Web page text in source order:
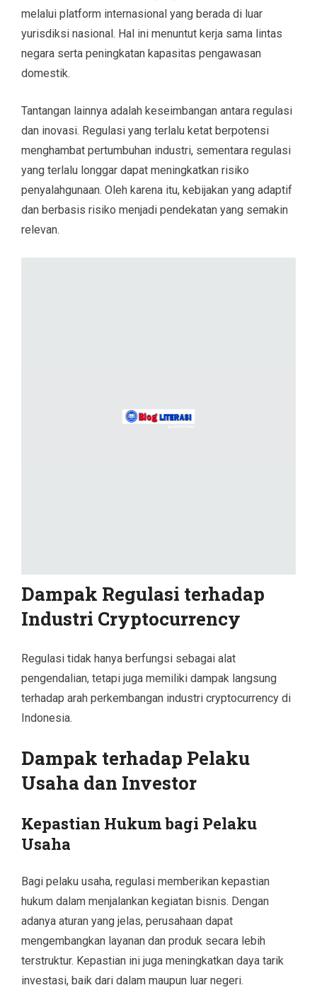
melalui platform internasional yang berada di luar
yurisdiksi nasional. Hal ini menuntut kerja sama lintas
negara serta peningkatan kapasitas pengawasan
domestik.
Tantangan lainnya adalah keseimbangan antara regulasi
dan inovasi. Regulasi yang terlalu ketat berpotensi
menghambat pertumbuhan industri, sementara regulasi
yang terlalu longgar dapat meningkatkan risiko
penyalahgunaan. Oleh karena itu, kebijakan yang adaptif
dan berbasis risiko menjadi pendekatan yang semakin
relevan.
Dampak Regulasi terhadap
Industri Cryptocurrency
Regulasi tidak hanya berfungsi sebagai alat
pengendalian, tetapi juga memiliki dampak langsung
terhadap arah perkembangan industri cryptocurrency di
Indonesia.
Dampak terhadap Pelaku
Usaha dan Investor
Kepastian Hukum bagi Pelaku
Usaha
Bagi pelaku usaha, regulasi memberikan kepastian
hukum dalam menjalankan kegiatan bisnis. Dengan
adanya aturan yang jelas, perusahaan dapat
mengembangkan layanan dan produk secara lebih
terstruktur. Kepastian ini juga meningkatkan daya tarik
investasi, baik dari dalam maupun luar negeri.